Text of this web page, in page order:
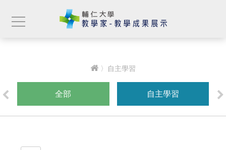
〉自主學習
全部 自主學習